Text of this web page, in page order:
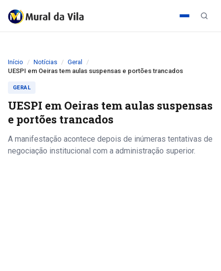
Início Notícias
Geral
UESPI em Oeiras tem aulas suspensas e portões trancados
GERAL
UESPI em Oeiras tem aulas suspensas
e portões trancados
A manifestação acontece depois de inúmeras tentativas de
negociação institucional com a administração superior.